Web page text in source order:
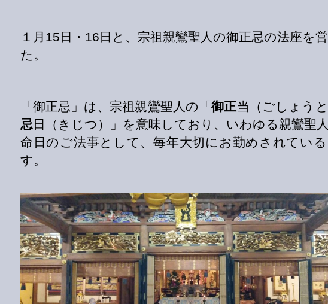
１月15日・16日と、宗祖親鸞聖人の御正忌の法座を
た。
「御正忌」は、宗祖親鸞聖人の「御正当（ごしょう
忌日（きじつ）」を意味しており、いわゆる親鸞聖
命日のご法事として、毎年大切にお勤めされてい
す。